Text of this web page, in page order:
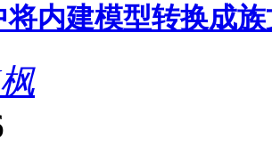
将内建模型转换成